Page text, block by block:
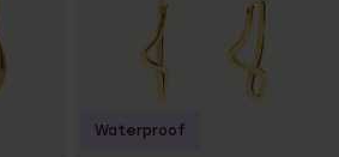
Waterproof